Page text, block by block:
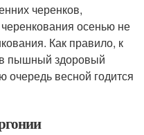
черенков,
осенью не
Как правило, к
пышный здоровый
очередь весной годится